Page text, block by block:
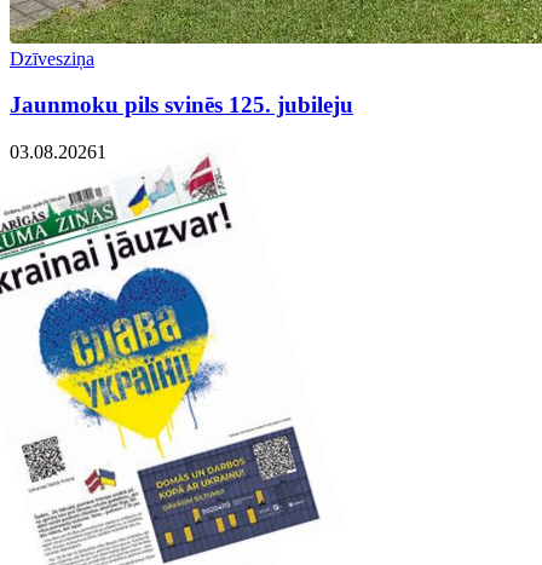
Dzīvesziņa
Jaunmoku pils svinēs 125. jubileju
03.08.20261